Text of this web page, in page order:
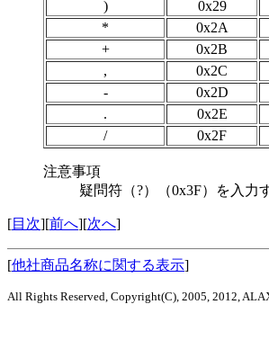
)
0x29
*
0x2A
+
0x2B
,
0x2C
-
0x2D
.
0x2E
/
0x2F
注意事項
疑問符（?）（0x3F）を入力
[目次][前へ][次へ]
[他社商品名称に関する表示]
All Rights Reserved, Copyright(C), 2005, 2012,